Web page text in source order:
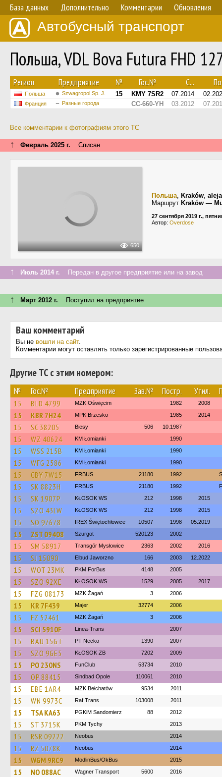
База данных Дополнительно Комментарии Обновления
Автобусный транспорт
Польша, VDL Bova Futura FHD
Регион Предприятие № Гос.№ С...
Польша Szwagropol Sp. J. 15 KMY 7SR2 07.2014
Франция Разные города CC-660-YH 03.2012
Все комментарии к фотографиям этого ТС
↑ Февраль 2025 г. Списан
650
Польша, Kraków,
Маршрут Kraków —
27 сентября 2019 г.,
Автор: Overdose
↑ Июль 2014 г. Передан в другое предприятие или на завод
↑ Март 2012 г. Поступил на предприятие
Ваш комментарий
Вы не вошли на сайт.
Комментарии могут оставлять только зарегистрированные
Другие ТС с этим номером:
№ Гос.№ Предприятие Зав.№ Постр. Утил.
15 BLD 4799 MZK Oświęcim 1982 2008
15 KBR 7H24 MPK Brzesko 1985 2014
15 SC 38205 Biesy 506 10.1987
15 WZ 40624 KM Łomianki 1990
15 WSS 215B KM Łomianki 1990
15 WFG 2586 KM Łomianki 1990
15 CBY 7W15 FRBUS 21180 1992
15 SK 8823H FRBUS 21180 1992
15 SK 1907P KŁOSOK WS 212 1998 2015
15 SZO 43LW KŁOSOK WS 212 1998 2015
15 SO 97678 IREX Świętochłowice 10507 1998 05.2019
15 ZST 09408 Szurgot 520123 2002
15 SM 58917 Transgór Mysłowice 2363 2002 2016
15 SJ 15090 Elbud Jaworzno 166 2003 12.2022
15 WOT 23MK PKM ForBus 4148 2005
15 SZO 92XE KŁOSOK WS 1529 2005 2017
15 FZG 08173 MZK Żagań 3 2006
15 KR 7F439 Majer 32774 2006
15 FZ 52461 MZK Żagań 3 2006
15 SCI 5910F Linea-Trans 2007
15 BAU 15GT PT Necko 1390 2007
15 SZO 9GE5 KŁOSOK ZB 7202 2009
15 PO 230NS FunClub 53734 2010
15 OP 88415 Sindbad Opole 110061 2010
15 EBE 1AR4 MZK Bełchatów 9534 2011
15 WN 9973C Raf Trans 103008 2011
15 TSA KA63 PGKiM Sandomierz 88 2012
15 ST 3715K PKM Tychy 2013
15 RSR 09222 Neobus 2014
15 RZ 5078K Neobus 2014
15 WGM 9RC9 ModlinBus/OkBus 2015
15 NO 088AC Wagner Transport 5600 2016